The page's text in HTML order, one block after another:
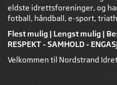
eldste idrettsforeninger, og
fotball, håndball, e-sport,
Flest mulig | Lengst mulig |
RESPEKT - SAMHOLD -
Velkommen til Nordstrand